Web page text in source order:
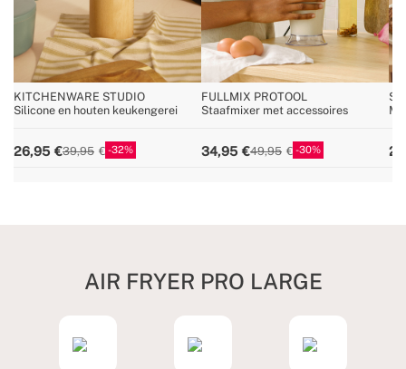
KITCHENWARE STUDIO
Silicone en houten keukengerei
26,95 39,95 32
FULLMIX PROTOOL
Staafmixer met accessoires
34,95 49,95 30
AIR FRYER PRO LARGE